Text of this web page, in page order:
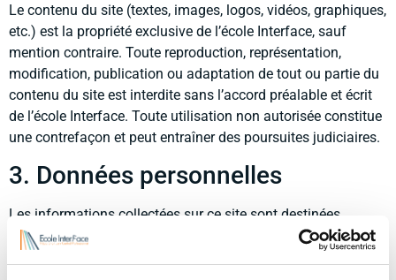
Le contenu du site (textes, images, logos, vidéos, graphiques,
etc.) est la propriété exclusive de l’école Interface, sauf
mention contraire. Toute reproduction, représentation,
modification, publication ou adaptation de tout ou partie du
contenu du site est interdite sans l’accord préalable et écrit
de l’école Interface. Toute utilisation non autorisée constitue
une contrefaçon et peut entraîner des poursuites judiciaires.
3. Données personnelles
Les informations collectées sur ce site sont destinées
exclusivement à l’école Interface pour le traitement de vos